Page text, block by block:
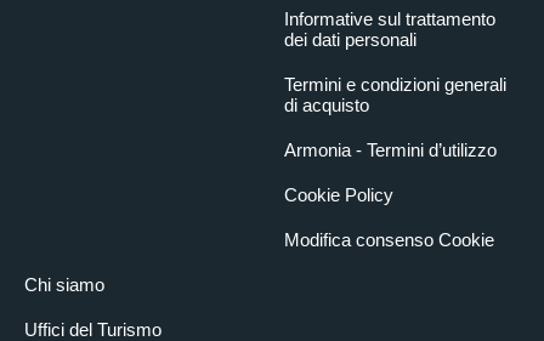
Chi siamo
Uffici del Turismo
Informative sul trattamento
dei dati personali
Termini e condizioni generali
di acquisto
Armonia - Termini d’utilizzo
Cookie Policy
Modifica consenso Cookie